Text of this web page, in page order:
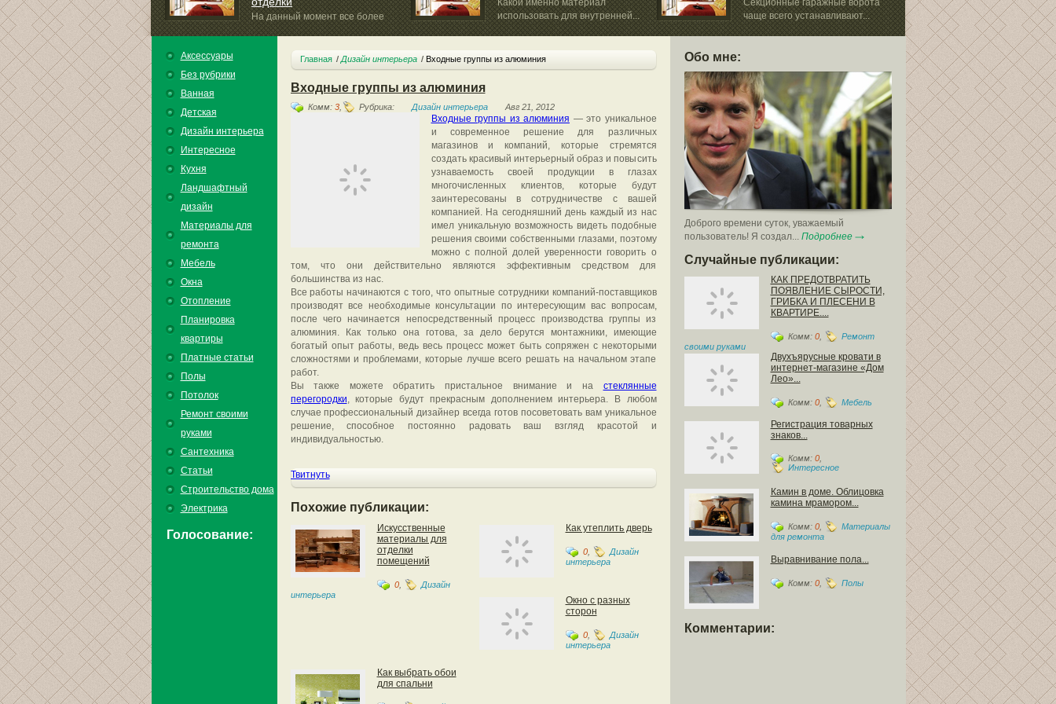
На данный момент все более
востребованными становятся...
Какой именно материал
использовать для внутренней...
Секционные гаражные ворота
чаще всего устанавливают...
мало,...
Аксессуары
Без рубрики
Ванная
Детская
Дизайн интерьера
Интересное
Кухня
Ландшафтный
дизайн
Материалы для
ремонта
Мебель
Окна
Отопление
Планировка
квартиры
Платные статьи
Полы
Потолок
Ремонт своими
руками
Сантехника
Статьи
Строительство дома
Электрика
Голосование:
Обо мне:
Доброго времени суток, уважаемый
пользователь! Я создал... Подробнее
Случайные публикации:
КАК ПРЕДОТВРАТИТЬ
ПОЯВЛЕНИЕ СЫРОСТИ,
ГРИБКА И ПЛЕСЕНИ В
КВАРТИРЕ....
Комм: 0,
Ремонт
своими руками
Двухъярусные кровати в
интернет-магазине «Дом
Лео»...
Комм: 0, Мебель
Регистрация товарных
знаков...
Комм: 0,
Интересное
Камин в доме. Облицовка
камина мрамором...
Комм: 0,
Материалы
для ремонта
Выравнивание пола...
Комм: 0, Полы
Комментарии:
Главная Дизайн интерьера Входные группы из алюминия
Входные группы из алюминия
Комм: 3, Рубрика: Дизайн интерьера Авг 21, 2012
Входные группы из алюминия — это уникальное
и современное решение для различных
магазинов и компаний, которые стремятся
создать красивый интерьерный образ и повысить
узнаваемость своей продукции в глазах
многочисленных клиентов, которые будут
заинтересованы в сотрудничестве с вашей
компанией. На сегодняшний день каждый из нас
имел уникальную возможность видеть подобные
решения своими собственными глазами, поэтому
можно с полной долей уверенности говорить о
том, что они действительно являются эффективным средством для
большинства из нас.
Все работы начинаются с того, что опытные сотрудники компаний-поставщиков
производят все необходимые консультации по интересующим вас вопросам,
после чего начинается непосредственный процесс производства группы из
алюминия. Как только она готова, за дело берутся монтажники, имеющие
богатый опыт работы, ведь весь процесс может быть сопряжен с некоторыми
сложностями и проблемами, которые лучше всего решать на начальном этапе
работ.
Вы также можете обратить пристальное внимание и на стеклянные
перегородки, которые будут прекрасным дополнением интерьера. В любом
случае профессиональный дизайнер всегда готов посоветовать вам уникальное
решение, способное постоянно радовать ваш взгляд красотой и
индивидуальностью.
Твитнуть
Похожие публикации:
Искусственные
материалы для
отделки
помещений
0,
Дизайн
интерьера
Как утеплить дверь
0,
Дизайн
интерьера
Окно с разных
сторон
0,
Дизайн
интерьера
Как выбрать обои
для спальни